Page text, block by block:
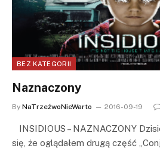
BEZ KATEGORII
Naznaczony
By NaTrzeźwoNieWarto 2016-09-19
INSIDIOUS – NAZNACZONY
się, że oglądałem drugą część